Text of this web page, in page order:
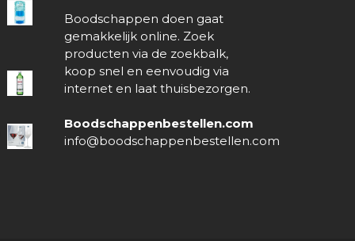
Boodschappen doen gaat
gemakkelijk online. Zoek
producten via de zoekbalk,
koop snel en eenvoudig via
internet en laat thuisbezorgen.
Boodschappenbestellen.com
info@boodschappenbestellen.com